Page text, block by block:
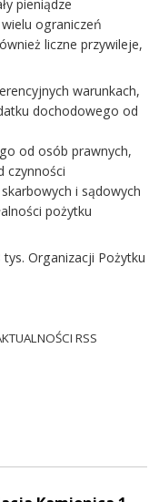
pieniądze
ograniczeń
liczne przywileje,
warunkach,
dochodowego od
od osób prawnych,
czynności
i sądowych
pożytku
Organizacji Pożytku
RSS